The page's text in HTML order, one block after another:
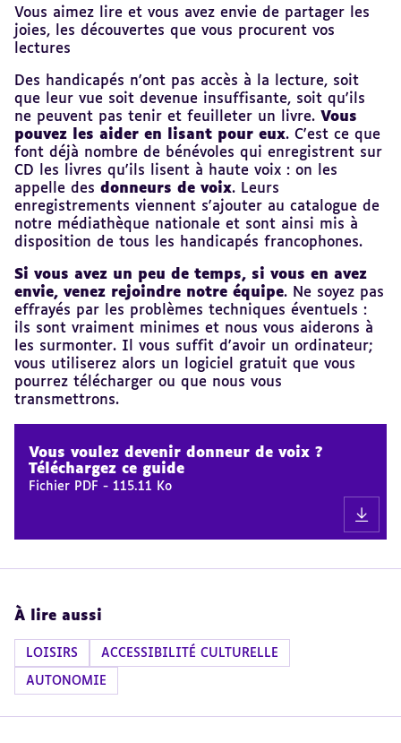
Vous aimez lire et vous avez envie de partager les
joies, les découvertes que vous procurent vos
lectures
Des handicapés n'ont pas accès à la lecture, soit
que leur vue soit devenue insuffisante, soit qu'ils
ne peuvent pas tenir et feuilleter un livre. Vous
pouvez les aider en lisant pour eux. C'est ce que
font déjà nombre de bénévoles qui enregistrent sur
CD les livres qu'ils lisent à haute voix : on les
appelle des donneurs de voix. Leurs
enregistrements viennent s'ajouter au catalogue de
notre médiathèque nationale et sont ainsi mis à
disposition de tous les handicapés francophones.
Si vous avez un peu de temps, si vous en avez
envie, venez rejoindre notre équipe. Ne soyez pas
effrayés par les problèmes techniques éventuels :
ils sont vraiment minimes et nous vous aiderons à
les surmonter. Il vous suffit d'avoir un ordinateur;
vous utiliserez alors un logiciel gratuit que vous
pourrez télécharger ou que nous vous
transmettrons.
sommaire
Vous voulez devenir donneur de voix ?
Téléchargez ce guide
Fichier PDF - 115.11 Ko
au
sommaire
À lire aussi
LOISIRS ACCESSIBILITÉ CULTURELLE
AUTONOMIE